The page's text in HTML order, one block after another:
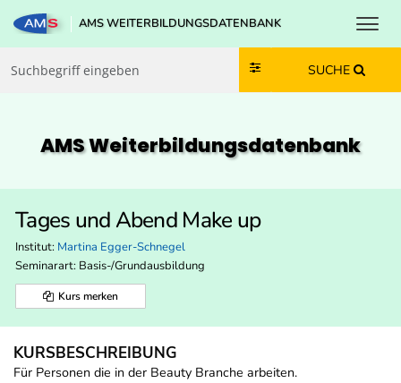
Zum Inhalt springen
Zum Navmenü springen
Zur Suche springen
Zur Footer springen
AMS WEITERBILDUNGSDATENBANK
SUCHE
AMS Weiterbildungs­datenbank
Tages und Abend Make up
Institut: Martina Egger-Schnegel
Seminarart: Basis-/Grundausbildung
Kurs merken
KURSBESCHREIBUNG
Für Personen die in der Beauty Branche arbeiten.